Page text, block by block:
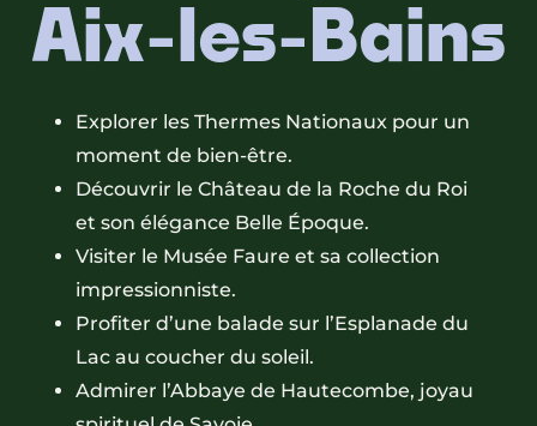
Aix-les-Bains
Explorer les Thermes Nationaux pour un
moment de bien-être.
Découvrir le Château de la Roche du Roi
et son élégance Belle Époque.
Visiter le Musée Faure et sa collection
impressionniste.
Profiter d’une balade sur l’Esplanade du
Lac au coucher du soleil.
Admirer l’Abbaye de Hautecombe, joyau